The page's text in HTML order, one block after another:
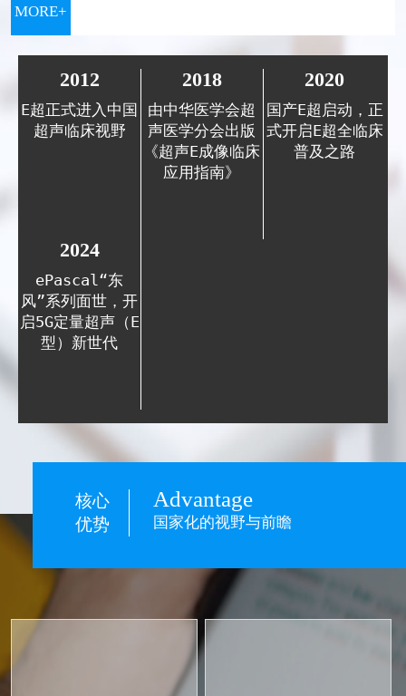
MORE+
2012
E超正式进入中国
超声临床视野
2018
由中华医学会超
声医学分会出版
《超声E成像临床
应用指南》
2020
国产E超启动，正
式开启E超全临床
普及之路
2024
ePascal“东
风”系列面世，开
启5G定量超声（E
型）新世代
核心
优势
Advantage
国家化的视野与前瞻